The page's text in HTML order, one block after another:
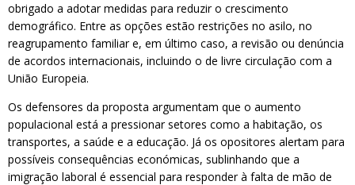
obrigado a adotar medidas para reduzir o crescimento
demográfico. Entre as opções estão restrições no asilo, no
reagrupamento familiar e, em último caso, a revisão ou denúncia
de acordos internacionais, incluindo o de livre circulação com a
União Europeia.
Os defensores da proposta argumentam que o aumento
populacional está a pressionar setores como a habitação, os
transportes, a saúde e a educação. Já os opositores alertam para
possíveis consequências económicas, sublinhando que a
imigração laboral é essencial para responder à falta de mão de